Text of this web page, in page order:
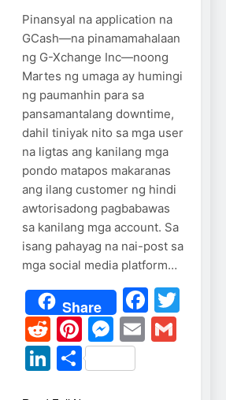
Pinansyal na application na
GCash—na pinamamahalaan
ng G-Xchange Inc—noong
Martes ng umaga ay humingi
ng paumanhin para sa
pansamantalang downtime,
dahil tiniyak nito sa mga user
na ligtas ang kanilang mga
pondo matapos makaranas
ang ilang customer ng hindi
awtorisadong pagbabawas
sa kanilang mga account. Sa
isang pahayag na nai-post sa
mga social media platform…
Share
Reddit
Pinterest
Email
LinkedIn
Share